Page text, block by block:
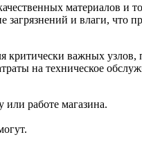
материалов
и влаги, что
важных
на техническое
работе магазина.